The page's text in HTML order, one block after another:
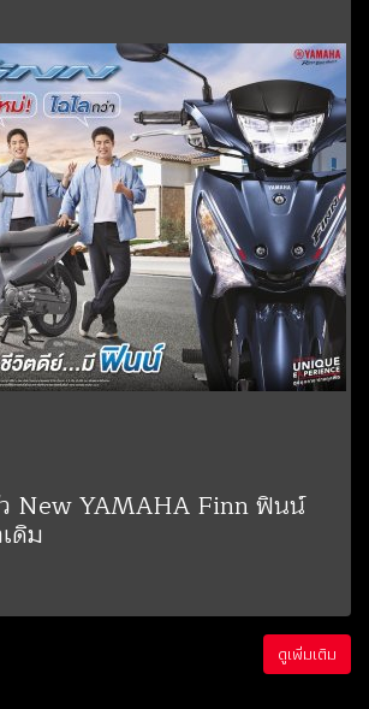
ว New YAMAHA Finn ฟินน์
ดิม
ดูเพิ่มเติม